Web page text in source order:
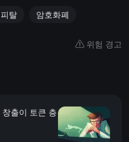
탈 암호화폐
위험 경고
출이 토큰 층